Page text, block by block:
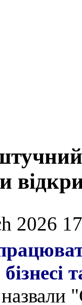
2026
бізнесі